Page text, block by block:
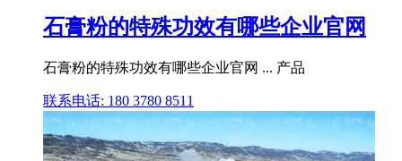
石膏粉的特殊功效有哪些企业官网
石膏粉的特殊功效有哪些企业官网 ... 产品
联系电话: 180 3780 8511